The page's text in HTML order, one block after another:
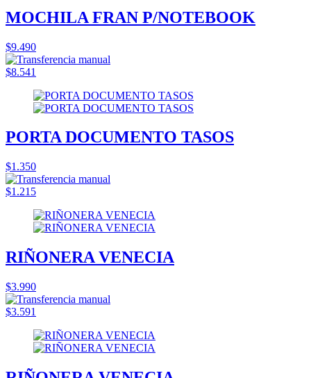
MOCHILA FRAN P/NOTEBOOK
$9.490
$8.541
PORTA DOCUMENTO TASOS
$1.350
$1.215
RIÑONERA VENECIA
$3.990
$3.591